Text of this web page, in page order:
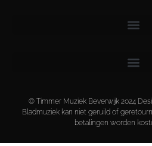
© Timmer Muziek Beverwijk 2024
Bladmuziek kan niet geruild of
betalingen worden